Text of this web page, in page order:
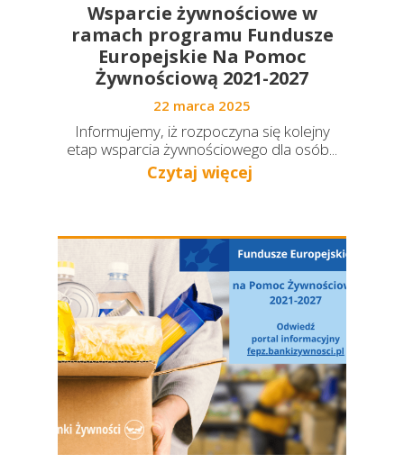
Wsparcie żywnościowe w
ramach programu Fundusze
Europejskie Na Pomoc
Żywnościową 2021-2027
22 marca 2025
Informujemy, iż rozpoczyna się kolejny
etap wsparcia żywnościowego dla osób...
Czytaj więcej